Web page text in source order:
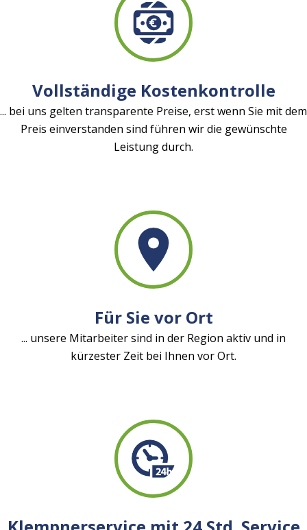
Vollständige Kostenkontrolle
... bei uns gelten transparente Preise, erst wenn Sie mit dem
Preis einverstanden sind führen wir die gewünschte
Leistung durch.
Für Sie vor Ort
... unsere Mitarbeiter sind in der Region aktiv und in
kürzester Zeit bei Ihnen vor Ort.